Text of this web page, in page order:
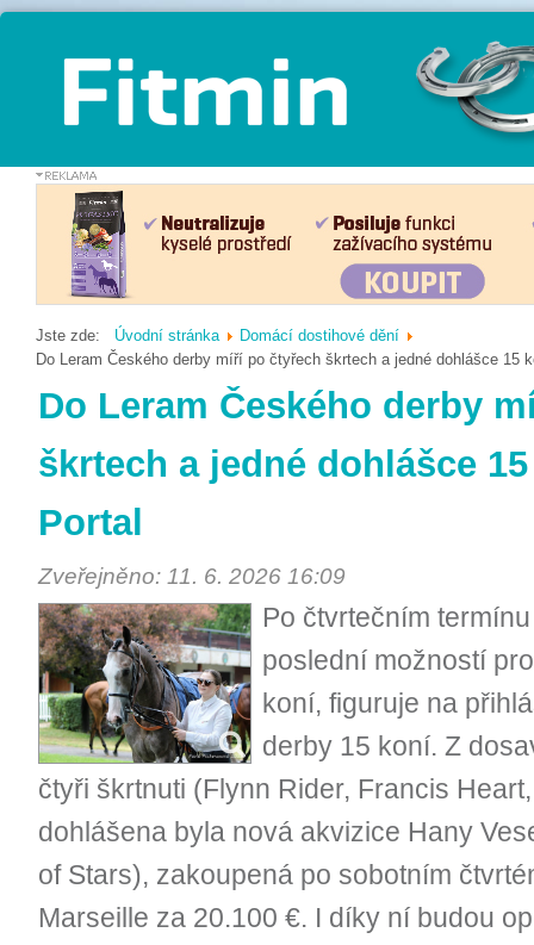
Jste zde: Úvodní stránka
Domácí dostihové dění
Do Leram Českého derby míří po čtyřech škrtech a jedné dohlášce 15
Do Leram Českého derby
škrtech a jedné dohlášce
Portal
Zveřejněno: 11. 6. 2026 16:09
Po čtvrtečním
poslední možností
koní, figuruje na
derby 15 koní. Z
čtyři škrtnuti (Flynn Rider, Francis
dohlášena byla nová akvizice Hany
of Stars), zakoupená po sobotním
Marseille za 20.100 €. I díky ní budou